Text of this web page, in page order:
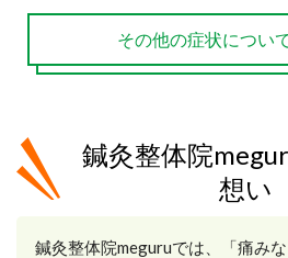
その他の症状につい
鍼灸整体院
想い
鍼灸整体院meguruでは、「痛み